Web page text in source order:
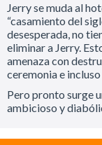
Jerry se muda al
“casamiento del
desesperada, no
eliminar a Jerry.
amenaza con
ceremonia e
Pero pronto surge
ambicioso y